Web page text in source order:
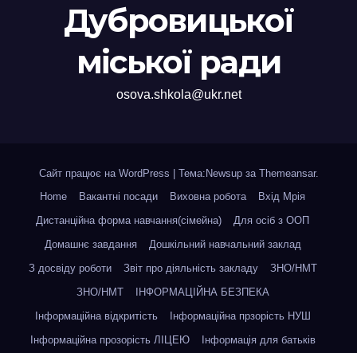
Дубровицької
міської ради
osova.shkola@ukr.net
Сайт працює на WordPress Тема:Newsup за Themeansar.
Home
Вакантні посади Виховна робота
Вхід Мрія
Дистанційна форма навчання(сімейна)
Для осіб з ООП
Домашнє завдання
Дошкільний навчальний заклад
З досвіду роботи
Звіт про діяльність закладу
ЗНО/НМТ
ЗНО/НМТ
ІНФОРМАЦІЙНА БЕЗПЕКА
Інформаційна відкритість
Інформаційна прзорість НУШ
Інформаційна прозорість ЛІЦЕЮ
Інформація для батьків